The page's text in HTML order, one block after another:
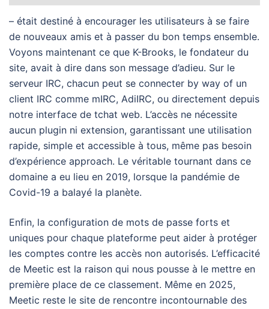
– était destiné à encourager les utilisateurs à se faire
de nouveaux amis et à passer du bon temps ensemble.
Voyons maintenant ce que K-Brooks, le fondateur du
site, avait à dire dans son message d’adieu. Sur le
serveur IRC, chacun peut se connecter by way of un
client IRC comme mIRC, AdiIRC, ou directement depuis
notre interface de tchat web. L’accès ne nécessite
aucun plugin ni extension, garantissant une utilisation
rapide, simple et accessible à tous, même pas besoin
d’expérience approach. Le véritable tournant dans ce
domaine a eu lieu en 2019, lorsque la pandémie de
Covid-19 a balayé la planète.
Enfin, la configuration de mots de passe forts et
uniques pour chaque plateforme peut aider à protéger
les comptes contre les accès non autorisés. L’efficacité
de Meetic est la raison qui nous pousse à le mettre en
première place de ce classement. Même en 2025,
Meetic reste le site de rencontre incontournable des